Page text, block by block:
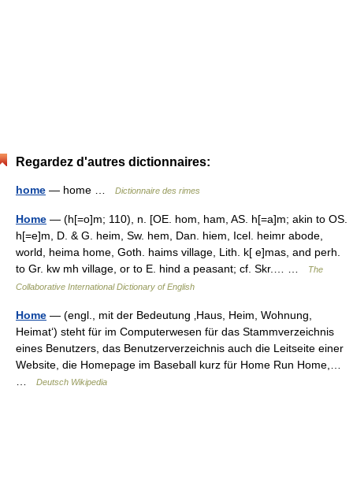
Regardez d'autres dictionnaires:
home — home … Dictionnaire des rimes
Home — (h[=o]m; 110), n. [OE. hom, ham, AS. h[=a]m; akin to OS.
h[=e]m, D. & G. heim, Sw. hem, Dan. hiem, Icel. heimr abode,
world, heima home, Goth. haims village, Lith. k[ e]mas, and perh.
to Gr. kw mh village, or to E. hind a peasant; cf. Skr.… …
The
Collaborative International Dictionary of English
Home — (engl., mit der Bedeutung ‚Haus, Heim, Wohnung,
Heimat‘) steht für im Computerwesen für das Stammverzeichnis
eines Benutzers, das Benutzerverzeichnis auch die Leitseite einer
Website, die Homepage im Baseball kurz für Home Run Home,…
Deutsch Wikipedia